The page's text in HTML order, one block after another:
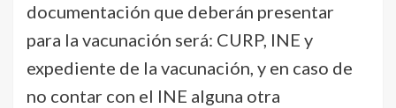
documentación que deberán presentar
para la vacunación será: CURP, INE y
expediente de la vacunación, y en caso de
no contar con el INE alguna otra